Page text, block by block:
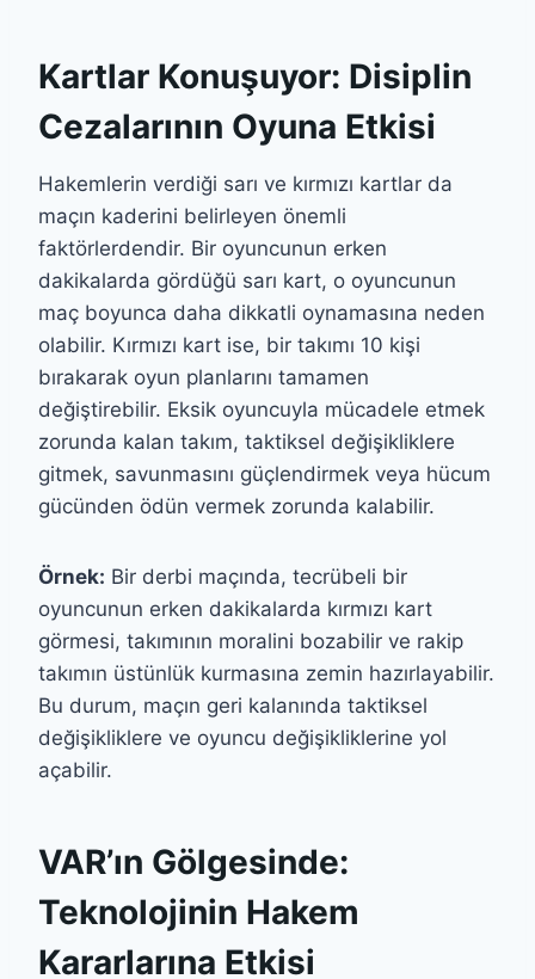
Kartlar Konuşuyor: Disiplin
Cezalarının Oyuna Etkisi
Hakemlerin verdiği sarı ve kırmızı kartlar da
maçın kaderini belirleyen önemli
faktörlerdendir. Bir oyuncunun erken
dakikalarda gördüğü sarı kart, o oyuncunun
maç boyunca daha dikkatli oynamasına neden
olabilir. Kırmızı kart ise, bir takımı 10 kişi
bırakarak oyun planlarını tamamen
değiştirebilir. Eksik oyuncuyla mücadele etmek
zorunda kalan takım, taktiksel değişikliklere
gitmek, savunmasını güçlendirmek veya hücum
gücünden ödün vermek zorunda kalabilir.
Örnek: Bir derbi maçında, tecrübeli bir
oyuncunun erken dakikalarda kırmızı kart
görmesi, takımının moralini bozabilir ve rakip
takımın üstünlük kurmasına zemin hazırlayabilir.
Bu durum, maçın geri kalanında taktiksel
değişikliklere ve oyuncu değişikliklerine yol
açabilir.
VAR’ın Gölgesinde:
Teknolojinin Hakem
Kararlarına Etkisi